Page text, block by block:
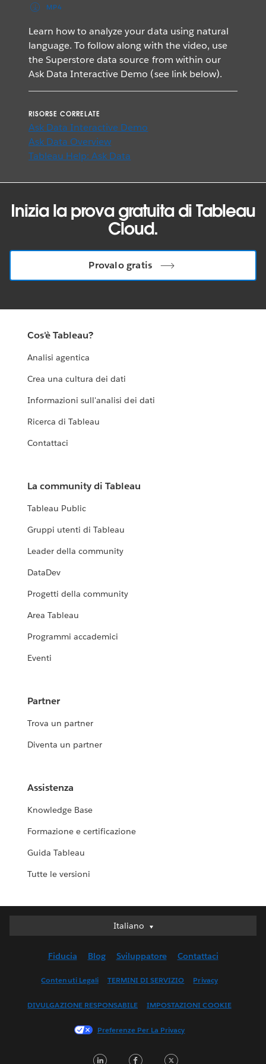
MP4
Learn how to analyze your data using natural
language. To follow along with the video, use
the Superstore data source from within our
Ask Data Interactive Demo (see link below).
RISORSE CORRELATE
Ask Data Interactive Demo
Ask Data Overview
Tableau Help: Ask Data
Inizia la prova gratuita di Tableau
Cloud.
Provalo gratis
Cos'è Tableau?
Analisi agentica
Crea una cultura dei dati
Informazioni sull'analisi dei dati
Ricerca di Tableau
Contattaci
La community di Tableau
Tableau Public
Gruppi utenti di Tableau
Leader della community
DataDev
Progetti della community
Area Tableau
Programmi accademici
Eventi
Partner
Trova un partner
Diventa un partner
Assistenza
Knowledge Base
Formazione e certificazione
Guida Tableau
Tutte le versioni
Italiano
Italiano
English (UK)
Français (Canada)
한국어
Fiducia Blog Sviluppatore Contattaci
Contenuti Legali TERMINI DI SERVIZIO Privacy
DIVULGAZIONE RESPONSABILE IMPOSTAZIONI COOKIE
Preferenze Per La Privacy
LinkedInFacebook